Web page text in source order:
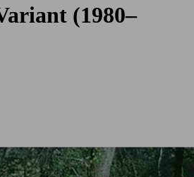
(1980–